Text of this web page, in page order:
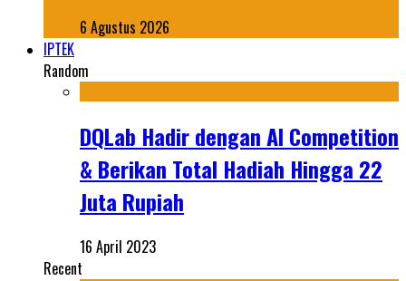
6 Agustus 2026
IPTEK
Random
DQLab Hadir dengan AI Competition
& Berikan Total Hadiah Hingga 22
Juta Rupiah
16 April 2023
Recent